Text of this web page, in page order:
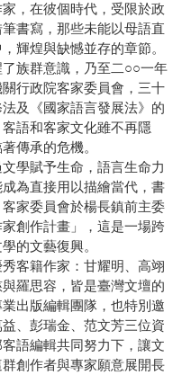
，在彼個時代，受限於政
書寫，那些未能以母語直
輝煌與缺憾並存的章節。
族群意識，乃至二○○一年
行政院客家委員會，三十
及《國家語言發展法》的
語和客家文化雖不再隱
傳承的危機。
學賦予生命，語言生命力
為直接用以描繪當代，書
家委員會於楊長鎮前主委
創作計畫」，這是一場跨
的文藝復興。
客籍作家：甘耀明、高翊
羅思容，皆是臺灣文壇的
出版編輯團隊，也特別邀
、彭瑞金、范文芳三位資
語編輯共同努力下，讓文
創作者與專家願意展開長